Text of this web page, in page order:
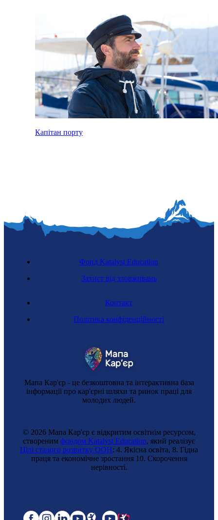
Капітан порту
Мапа Кар'єр - це безкоштовна та інтерактивна база
інформації про кар'єрні шляхи та ринок праці для
молодих людей.
Контакт
Політика конфіденційності
Фонд Katalyst Education
Захист від зловживань
© 2026 Мапа Кар'єр є відкритим освітнім ресурсом,
створеним фондом Katalyst Education, який реалізує
Цілі сталого розвитку ООН: 4. Якісна освіта, 8. Гідна
праця та економічне зростання 10. Cкорочення
нерівності.